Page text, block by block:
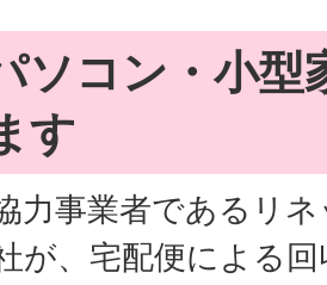
ソコン・小型
す
力事業者であるリ
が、宅配便による